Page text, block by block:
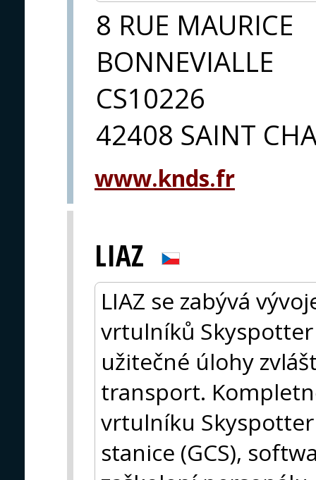
8 RUE MAURICE
BONNEVIALLE
CS10226
42408 SAINT
www.knds.fr
LIAZ
LIAZ se zabývá
vrtulníků
užitečné úlohy
transport.
vrtulníku
stanice (GCS),